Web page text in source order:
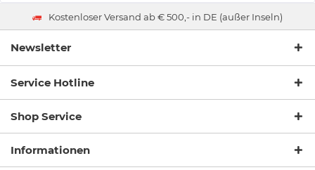
Kostenloser Versand ab € 500,- in DE (außer Inseln)
Newsletter
Service Hotline
Shop Service
Informationen